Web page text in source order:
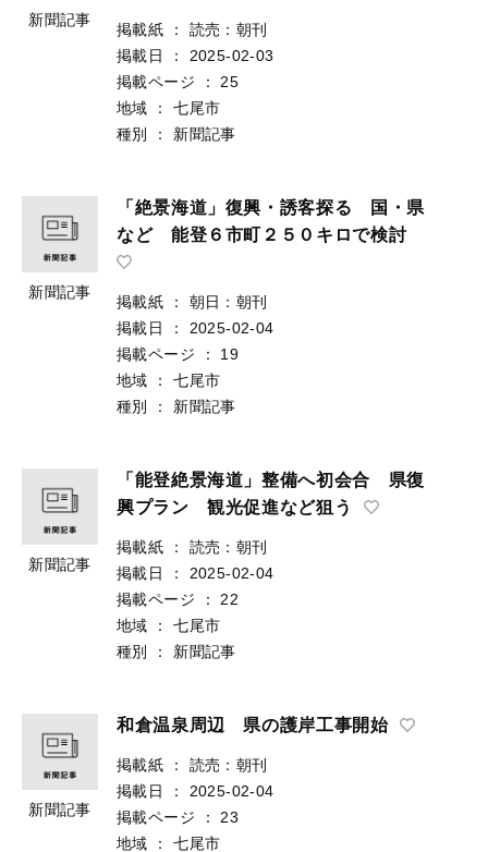
新聞記事
掲載紙 ：
読売：朝刊
掲載日
：
2025-02-03
掲載ページ
：
25
地域
：
七尾市
種別
： 新聞記事
新聞記事
「絶景海道」復興・誘客探る 国・県
など 能登６市町２５０キロで検討
掲載紙 ：
朝日：朝刊
掲載日
：
2025-02-04
掲載ページ
：
19
地域
：
七尾市
種別
： 新聞記事
新聞記事
「能登絶景海道」整備へ初会合 県復
興プラン 観光促進など狙う
掲載紙 ：
読売：朝刊
掲載日
：
2025-02-04
掲載ページ
：
22
地域
：
七尾市
種別
： 新聞記事
新聞記事
和倉温泉周辺 県の護岸工事開始
掲載紙 ：
読売：朝刊
掲載日
：
2025-02-04
掲載ページ
：
23
地域
：
七尾市